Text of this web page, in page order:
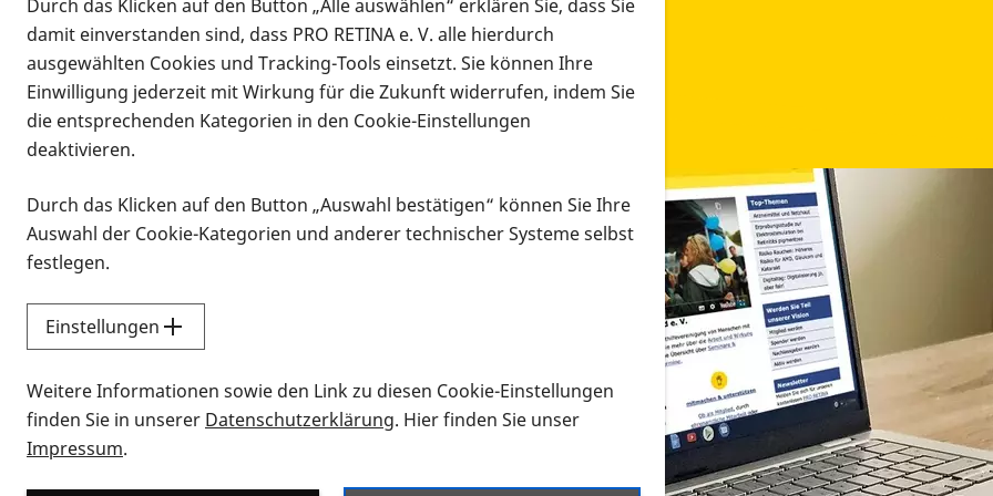
Infomaterial
Infomaterial
Vorlesen
Alle Infomaterialien in verschiedenen Formaten an
Sie möchten wissen, wie Sie nach Infonmaterial suchen und dieses bestellen bzw. herunterladen
Durch das Klicken auf den Button „Alle auswählen“ erklären Sie, dass Sie
damit einverstanden sind, dass PRO RETINA e. V. alle hierdurch
ausgewählten Cookies und Tracking-Tools einsetzt. Sie können Ihre
Einwilligung jederzeit mit Wirkung für die Zukunft widerrufen, indem Sie
die entsprechenden Kategorien in den Cookie-Einstellungen
deaktivieren.
Durch das Klicken auf den Button „Auswahl bestätigen“ können Sie Ihre
Auswahl der Cookie-Kategorien und anderer technischer Systeme selbst
festlegen.
Einstellungen
Weitere Informationen sowie den Link zu diesen Cookie-Einstellungen
finden Sie in unserer Datenschutzerklärung. Hier finden Sie unser
Impressum.